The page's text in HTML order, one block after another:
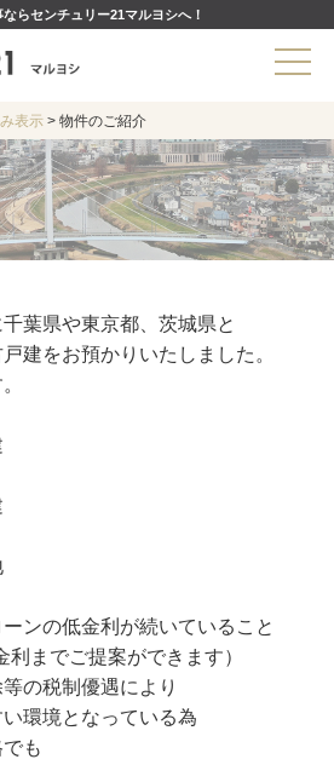
らセンチュリー21マルヨシへ！
表示 >物件のご紹介
葉県や東京都、茨城県と
建をお預かりいたしました。
ンの低金利が続いていること
利までご提案ができます）
の税制優遇により
環境となっている為
も